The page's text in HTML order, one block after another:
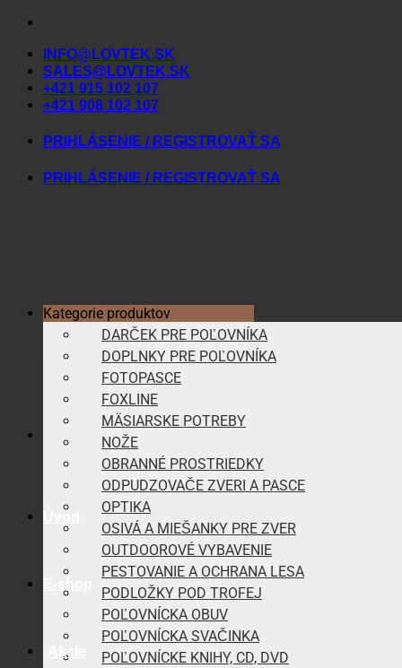
Skip
contentINFO@LOVTEK.SK
SALES@LOVTEK.SK
+421 915 102 107
+421 908 102 107
PRIHLÁSENIE / REGISTROVAŤ SA
PRIHLÁSENIE / REGISTROVAŤ SA
Akcie
Kategorie produktov
DARČEK PRE POĽOVNÍKA
DOPLNKY PRE POĽOVNÍKA
FOTOPASCE
FOXLINE
MÄSIARSKE POTREBY
NOŽE
OBRANNÉ PROSTRIEDKY
ODPUDZOVAČE ZVERI A PASCE
OPTIKA
OSIVÁ A MIEŠANKY PRE ZVER
OUTDOOROVÉ VYBAVENIE
PESTOVANIE A OCHRANA LESA
PODLOŽKY POD TROFEJ
POĽOVNÍCKA OBUV
POĽOVNÍCKA SVAČINKA
POĽOVNÍCKE KNIHY, CD, DVD